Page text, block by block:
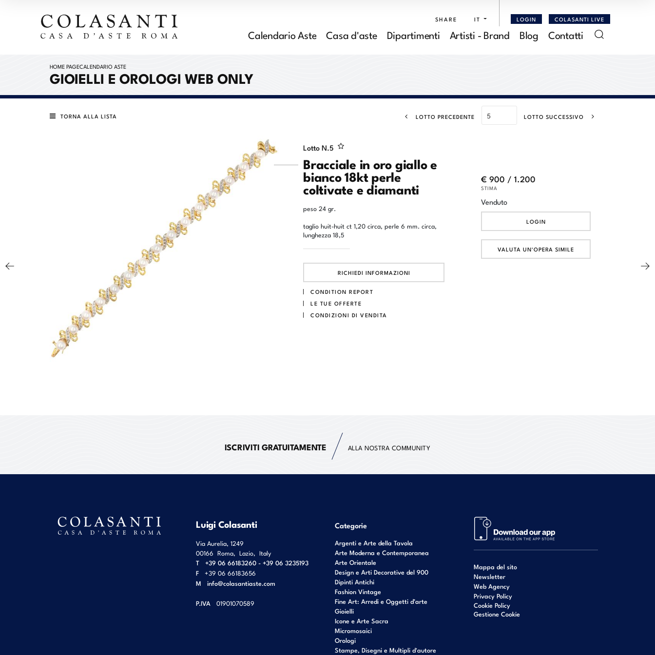
SHARE IT LOGIN COLASANTI LIVE
Calendario Aste Casa d'aste Dipartimenti Artisti - Brand Blog Contatti
HOME PAGECALENDARIO ASTE
GIOIELLI E OROLOGI WEB ONLY
TORNA ALLA LISTA LOTTO PRECEDENTE LOTTO SUCCESSIVO
Lotto N.5
Bracciale in oro giallo e
bianco 18kt perle
coltivate e diamanti
peso 24 gr.
taglio huit-huit ct 1,20 circa, perle 6 mm. circa,
lunghezza 18,5
RICHIEDI INFORMAZIONI
CONDITION REPORT
LE TUE OFFERTE
CONDIZIONI DI VENDITA
€ 900 / 1.200
STIMA
Venduto
LOGIN
VALUTA UN'OPERA SIMILE
ISCRIVITI GRATUITAMENTE ALLA NOSTRA COMMUNITY
Luigi Colasanti
Via Aurelia, 1249
00166 Roma, Lazio, Italy
T
+39 06 66183260 - +39 06 3235193
F
+39 06 66183656
M info@colasantiaste.com
P.IVA 01901070589
Categorie
Argenti e Arte della Tavola
Arte Moderna e Contemporanea
Arte Orientale
Design e Arti Decorative del 900
Dipinti Antichi
Fashion Vintage
Fine Art: Arredi e Oggetti d’arte
Gioielli
Icone e Arte Sacra
Micromosaici
Orologi
Stampe, Disegni e Multipli d'autore
Mappa del sito
Newsletter
Web Agency
Privacy Policy
Cookie Policy
Gestione Cookie